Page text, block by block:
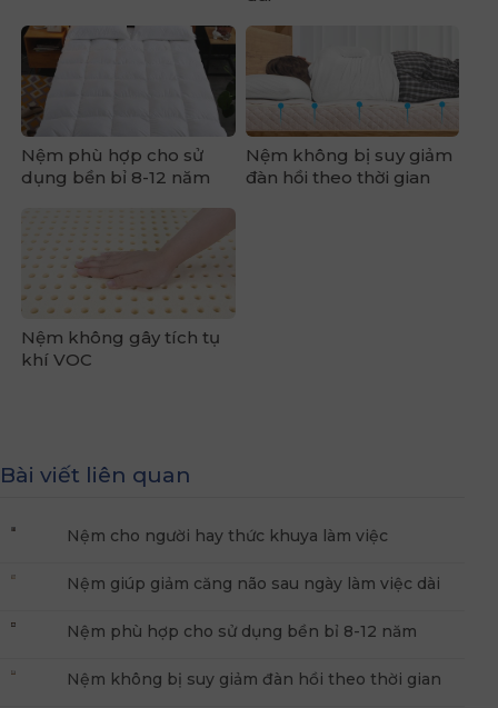
Nệm phù hợp cho sử
dụng bền bỉ 8-12 năm
Nệm không bị suy giảm
đàn hồi theo thời gian
Nệm không gây tích tụ
khí VOC
Bài viết liên quan
Nệm cho người hay thức khuya làm việc
Nệm giúp giảm căng não sau ngày làm việc dài
Nệm phù hợp cho sử dụng bền bỉ 8-12 năm
Nệm không bị suy giảm đàn hồi theo thời gian